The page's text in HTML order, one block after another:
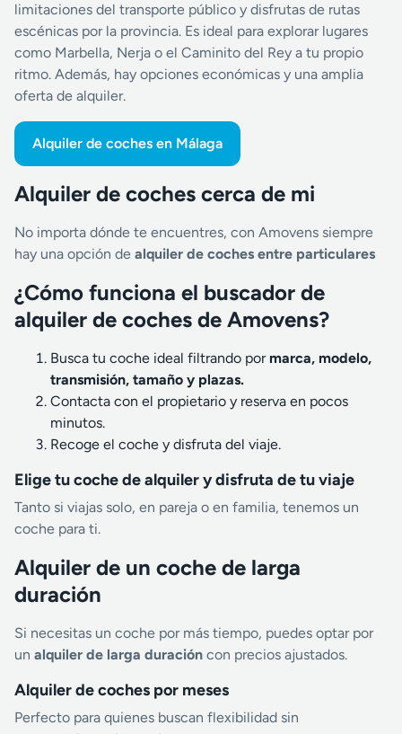
limitaciones del transporte público y disfrutas de rutas
escénicas por la provincia. Es ideal para explorar lugares
como Marbella, Nerja o el Caminito del Rey a tu propio
ritmo. Además, hay opciones económicas y una amplia
oferta de alquiler.
Alquiler de coches en Málaga
Alquiler de coches cerca de mi
No importa dónde te encuentres, con Amovens siempre
hay una opción de alquiler de coches entre particulares
¿Cómo funciona el buscador de
alquiler de coches de Amovens?
Busca tu coche ideal filtrando por marca, modelo,
transmisión, tamaño y plazas.
Contacta con el propietario y reserva en pocos
minutos.
Recoge el coche y disfruta del viaje.
Elige tu coche de alquiler y disfruta de tu viaje
Tanto si viajas solo, en pareja o en familia, tenemos un
coche para ti.
Alquiler de un coche de larga
duración
Si necesitas un coche por más tiempo, puedes optar por
un alquiler de larga duración con precios ajustados.
Alquiler de coches por meses
Perfecto para quienes buscan flexibilidad sin